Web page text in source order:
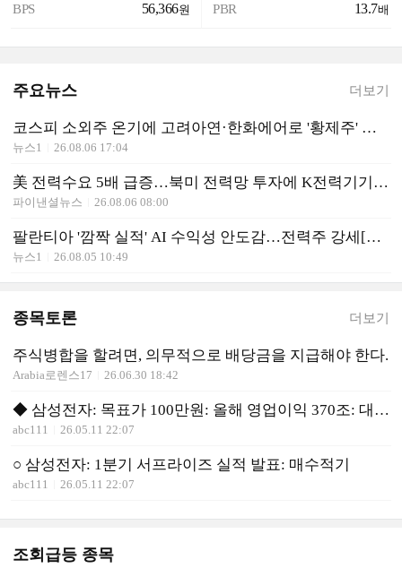
BPS 56,366원 PBR 13.7배
주요뉴스 더보기
코스피 소외주 온기에 고려아연·한화에어로 '황제주' 탈환
뉴스1 26.08.06 17:04
美 전력수요 5배 급증…북미 전력망 투자에 K전력기기 '반사이익'
파이낸셜뉴스 26.08.06 08:00
팔란티아 '깜짝 실적' AI 수익성 안도감…전력주 강세[핫종목]
뉴스1 26.08.05 10:49
종목토론 더보기
주식병합을 할려면, 의무적으로 배당금을 지급해야 한다.
Arabia로렌스17 26.06.30 18:42
◆ 삼성전자: 목표가 100만원: 올해 영업이익 370조: 대박!
abc111 26.05.11 22:07
○ 삼성전자: 1분기 서프라이즈 실적 발표: 매수적기
abc111 26.05.11 22:07
조회급등 종목